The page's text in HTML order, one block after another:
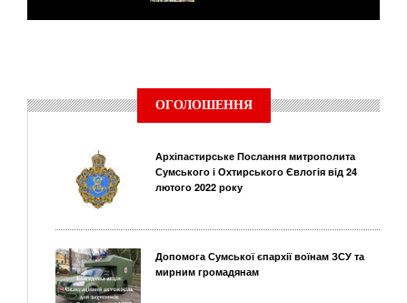
ОГОЛОШЕННЯ
Архіпастирське Послання митрополита
Сумського і Охтирського Євлогія від 24
лютого 2022 року
Допомога Сумської єпархії воїнам ЗСУ та
мирним громадянам